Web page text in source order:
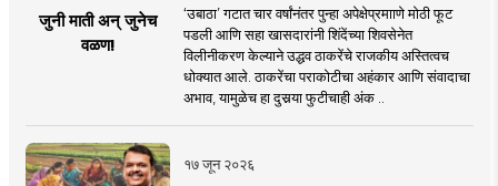
जुनी माती अन् जुनेच
वळण!
‘उबाठा’ गटात चार वर्षांनंतर पुन्हा अपेक्षेप्रमााणे मोठी फूट
पडली आणि सहा खासदारांनी शिंदेंच्या शिवसेनेत
विलीनीकरण केल्याने उद्धव ठाकरेंचे राजकीय अस्तित्वच
धोक्यात आले. ठाकरेंचा पराकोटीचा अहंकार आणि संवादाचा
अभाव, यामुळेच हा दुसर्‍या फुटीचाही अंक ..
१७ जून २०२६